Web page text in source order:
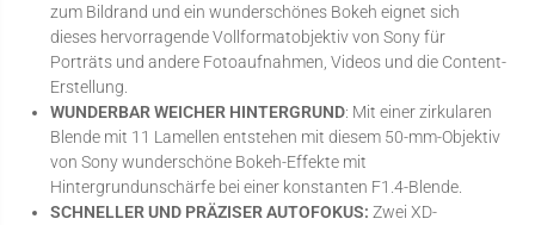
zum Bildrand und ein wunderschönes Bokeh eignet sich
dieses hervorragende Vollformatobjektiv von Sony für
Porträts und andere Fotoaufnahmen, Videos und die Content-
Erstellung.
WUNDERBAR WEICHER HINTERGRUND: Mit einer zirkularen
Blende mit 11 Lamellen entstehen mit diesem 50-mm-Objektiv
von Sony wunderschöne Bokeh-Effekte mit
Hintergrundunschärfe bei einer konstanten F1.4-Blende.
SCHNELLER UND PRÄZISER AUTOFOKUS: Zwei XD-